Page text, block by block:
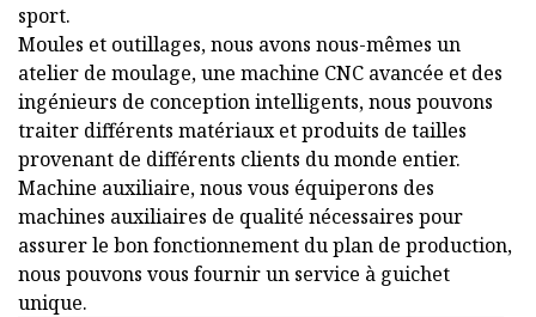
sport.
Moules et outillages, nous avons nous-mêmes un
atelier de moulage, une machine CNC avancée et des
ingénieurs de conception intelligents, nous pouvons
traiter différents matériaux et produits de tailles
provenant de différents clients du monde entier.
Machine auxiliaire, nous vous équiperons des
machines auxiliaires de qualité nécessaires pour
assurer le bon fonctionnement du plan de production,
nous pouvons vous fournir un service à guichet
unique.